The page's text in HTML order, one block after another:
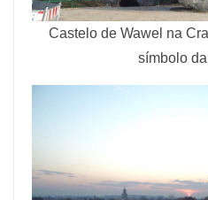
Castelo de Wawel na
símbolo